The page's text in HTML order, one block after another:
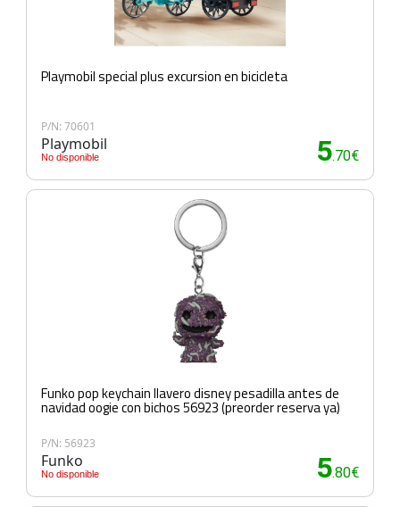
Playmobil special plus excursion en bicicleta
P/N: 70601
Playmobil
No disponible 5.70€
Funko pop keychain llavero disney pesadilla antes de
navidad oogie con bichos 56923 (preorder reserva ya)
P/N: 56923
Funko
No disponible 5.80€